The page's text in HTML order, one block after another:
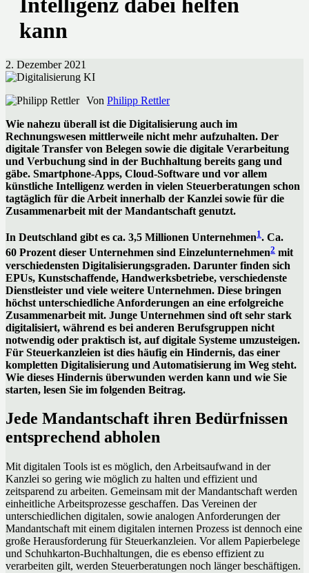
Intelligenz dabei helfen
kann
2. Dezember 2021
Von Philipp Rettler
Wie nahezu überall ist die Digitalisierung auch im
Rechnungswesen mittlerweile nicht mehr aufzuhalten. Der
digitale Transfer von Belegen sowie die digitale Verarbeitung
und Verbuchung sind in der Buchhaltung bereits gang und
gäbe. Smartphone-Apps, Cloud-Software und vor allem
künstliche Intelligenz werden in vielen Steuerberatungen schon
tagtäglich für die Arbeit innerhalb der Kanzlei sowie für die
Zusammenarbeit mit der Mandantschaft genutzt.
In Deutschland gibt es ca. 3,5 Millionen Unternehmen1. Ca.
60 Prozent dieser Unternehmen sind Einzelunternehmen2 mit
verschiedensten Digitalisierungsgraden. Darunter finden sich
EPUs, Kunstschaffende, Handwerksbetriebe, verschiedenste
Dienstleister und viele weitere Unternehmen. Diese bringen
höchst unterschiedliche Anforderungen an eine erfolgreiche
Zusammenarbeit mit. Junge Unternehmen sind oft sehr stark
digitalisiert, während es bei anderen Berufsgruppen nicht
notwendig oder praktisch ist, auf digitale Systeme umzusteigen.
Für Steuerkanzleien ist dies häufig ein Hindernis, das einer
kompletten Digitalisierung und Automatisierung im Weg steht.
Wie dieses Hindernis überwunden werden kann und wie Sie
starten, lesen Sie im folgenden Beitrag.
Jede Mandantschaft ihren Bedürfnissen
entsprechend abholen
Mit digitalen Tools ist es möglich, den Arbeitsaufwand in der
Kanzlei so gering wie möglich zu halten und effizient und
zeitsparend zu arbeiten. Gemeinsam mit der Mandantschaft werden
einheitliche Arbeitsprozesse geschaffen. Das Vereinen der
unterschiedlichen digitalen, sowie analogen Anforderungen der
Mandantschaft mit einem digitalen internen Prozess ist dennoch eine
große Herausforderung für Steuerkanzleien. Vor allem Papierbelege
und Schuhkarton-Buchhaltungen, die es ebenso effizient zu
verarbeiten gilt, werden Steuerberatungen noch länger beschäftigen.